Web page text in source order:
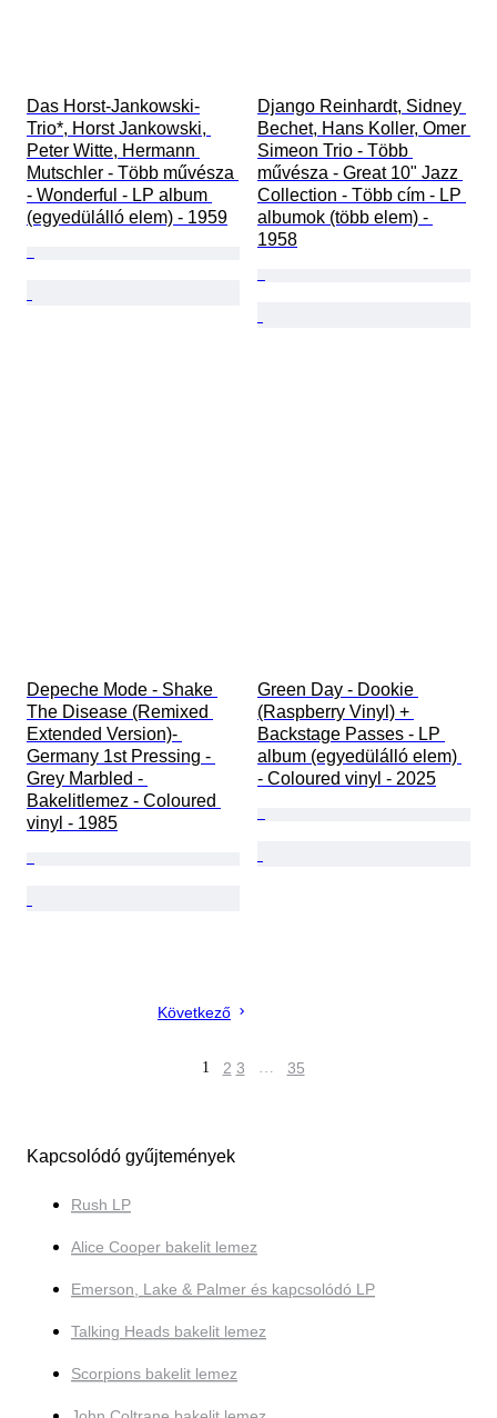
Das Horst-Jankowski-
Trio*, Horst Jankowski,
Peter Witte, Hermann
Mutschler - Több művésza
- Wonderful - LP album
(egyedülálló elem) - 1959
Django Reinhardt, Sidney
Bechet, Hans Koller, Omer
Simeon Trio - Több
művésza - Great 10" Jazz
Collection - Több cím - LP
albumok (több elem) -
1958
Depeche Mode - Shake
The Disease (Remixed
Extended Version)-
Germany 1st Pressing -
Grey Marbled -
Bakelitlemez - Coloured
vinyl - 1985
Green Day - Dookie
(Raspberry Vinyl) +
Backstage Passes - LP
album (egyedülálló elem)
- Coloured vinyl - 2025
Következő
1 2 3 … 35
Kapcsolódó gyűjtemények
Rush LP
Alice Cooper bakelit lemez
Emerson, Lake & Palmer és kapcsolódó LP
Talking Heads bakelit lemez
Scorpions bakelit lemez